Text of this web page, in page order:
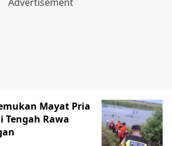
Mayat Pria
Tengah Rawa